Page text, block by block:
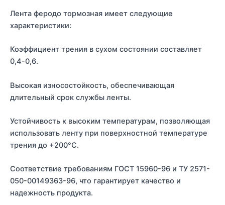
Лента феродо тормозная имеет следующие
характеристики:
Коэффициент трения в сухом состоянии составляет
0,4-0,6.
Высокая износостойкость, обеспечивающая
длительный срок службы ленты.
Устойчивость к высоким температурам, позволяющая
использовать ленту при поверхностной температуре
трения до +200°С.
Соответствие требованиям ГОСТ 15960-96 и ТУ 2571-
050-00149363-96, что гарантирует качество и
надежность продукта.